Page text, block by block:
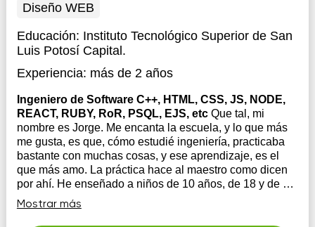
Diseño WEB
Educación: Instituto Tecnológico Superior de San
Luis Potosí Capital.
Experiencia: más de 2 años
Ingeniero de Software C++, HTML, CSS, JS, NODE,
REACT, RUBY, RoR, PSQL, EJS, etc Que tal, mi
nombre es Jorge. Me encanta la escuela, y lo que más
me gusta, es que, cómo estudié ingeniería, practicaba
bastante con muchas cosas, y ese aprendizaje, es el
que más amo. La práctica hace al maestro como dicen
por ahí. He enseñado a niños de 10 años, de 18 y de 25
diferentes temas de ...
Mostrar más